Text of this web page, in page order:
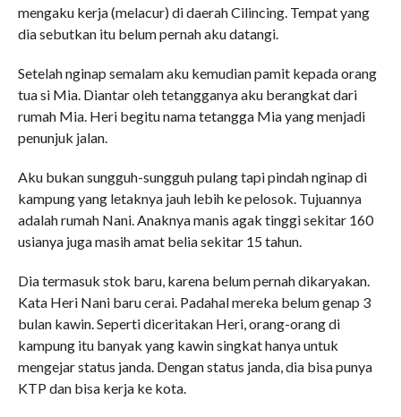
mengaku kerja (melacur) di daerah Cilincing. Tempat yang
dia sebutkan itu belum pernah aku datangi.
Setelah nginap semalam aku kemudian pamit kepada orang
tua si Mia. Diantar oleh tetangganya aku berangkat dari
rumah Mia. Heri begitu nama tetangga Mia yang menjadi
penunjuk jalan.
Aku bukan sungguh-sungguh pulang tapi pindah nginap di
kampung yang letaknya jauh lebih ke pelosok. Tujuannya
adalah rumah Nani. Anaknya manis agak tinggi sekitar 160
usianya juga masih amat belia sekitar 15 tahun.
Dia termasuk stok baru, karena belum pernah dikaryakan.
Kata Heri Nani baru cerai. Padahal mereka belum genap 3
bulan kawin. Seperti diceritakan Heri, orang-orang di
kampung itu banyak yang kawin singkat hanya untuk
mengejar status janda. Dengan status janda, dia bisa punya
KTP dan bisa kerja ke kota.